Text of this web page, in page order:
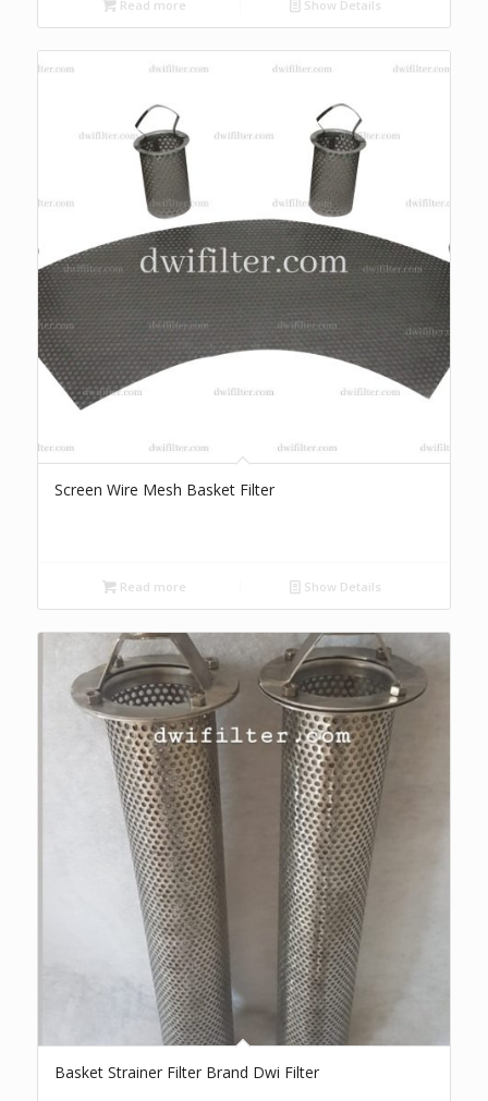
Read more Show Details
Screen Wire Mesh Basket Filter
Read more Show Details
Basket Strainer Filter Brand Dwi Filter